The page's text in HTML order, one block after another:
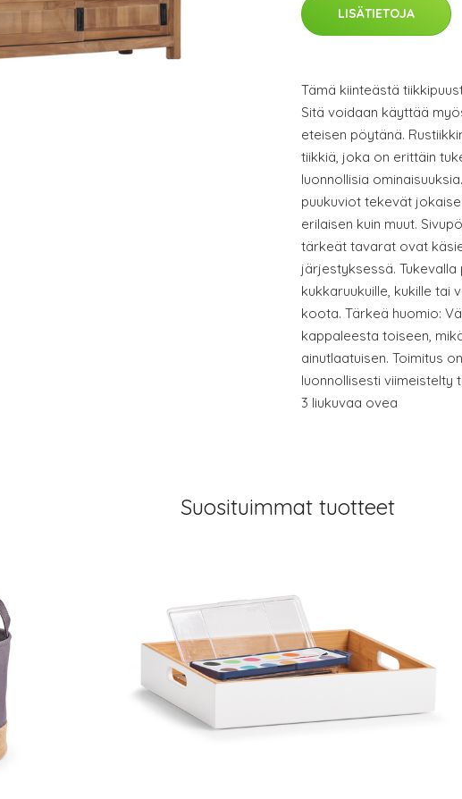
LISÄTIETOJA
Tämä kiinteästä
Sitä voidaan käyttää
eteisen pöytänä.
tiikkiä, joka on erittäin
luonnollisia
puukuviot tekevät
erilaisen kuin muut.
tärkeät tavarat ovat
järjestyksessä.
kukkaruukuille, kukille tai
koota. Tärkeä huomio:
kappaleesta toiseen,
ainutlaatuisen. Toimitus
luonnollisesti viimeistelty
3 liukuvaa ovea
Suosituimmat tuotteet